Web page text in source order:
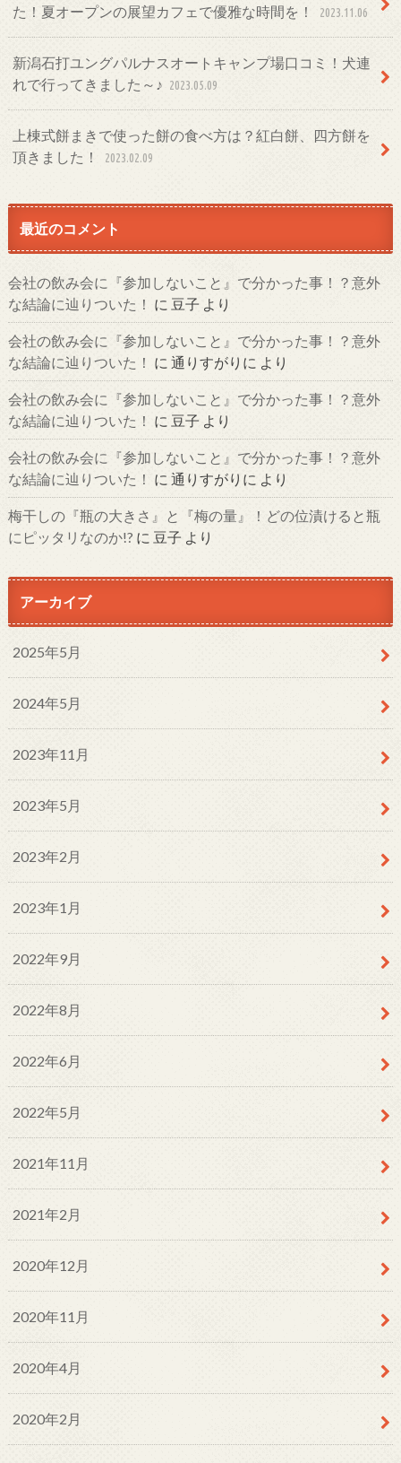
た！夏オープンの展望カフェで優雅な時間を！
2023.11.06
新潟石打ユングパルナスオートキャンプ場口コミ！犬連
れで行ってきました～♪ 2023.05.09
上棟式餅まきで使った餅の食べ方は？紅白餅、四方餅を
頂きました！
2023.02.09
最近のコメント
会社の飲み会に『参加しないこと』で分かった事！？意外
な結論に辿りついた！ に 豆子 より
会社の飲み会に『参加しないこと』で分かった事！？意外
な結論に辿りついた！ に 通りすがりに より
会社の飲み会に『参加しないこと』で分かった事！？意外
な結論に辿りついた！ に 豆子 より
会社の飲み会に『参加しないこと』で分かった事！？意外
な結論に辿りついた！ に 通りすがりに より
梅干しの『瓶の大きさ』と『梅の量』！どの位漬けると瓶
にピッタリなのか!? に 豆子 より
アーカイブ
2025年5月
2024年5月
2023年11月
2023年5月
2023年2月
2023年1月
2022年9月
2022年8月
2022年6月
2022年5月
2021年11月
2021年2月
2020年12月
2020年11月
2020年4月
2020年2月